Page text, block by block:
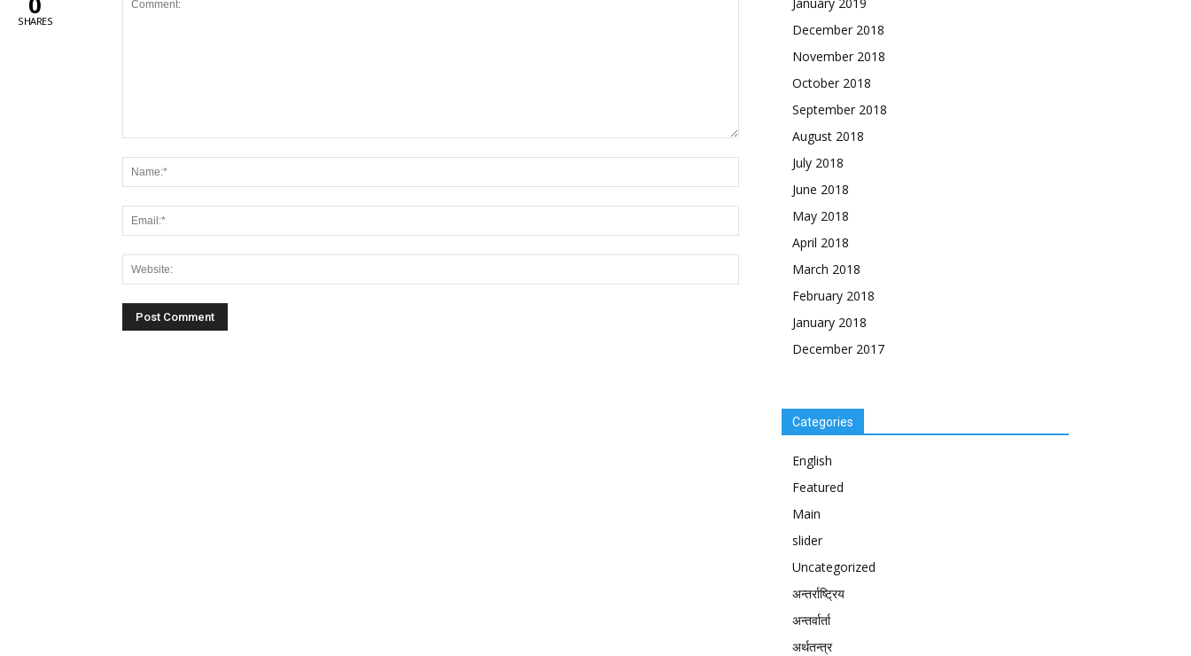
December 2018
November 2018
October 2018
September 2018
August 2018
July 2018
June 2018
May 2018
April 2018
March 2018
February 2018
January 2018
December 2017
Categories
English
Featured
Main
slider
Uncategorized
अन्तर्राष्ट्रिय
अन्तर्वार्ता
अर्थतन्त्र
SHARES